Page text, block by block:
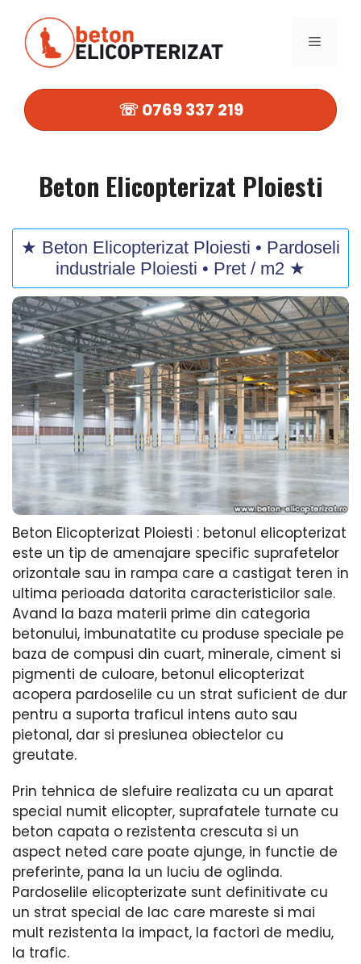
conținut
MENIU
☏ 0769 337 219
Beton Elicopterizat Ploiesti
★ Beton Elicopterizat Ploiesti • Pardoseli
industriale Ploiesti • Pret / m2 ★
Beton Elicopterizat Ploiesti : betonul elicopterizat
este un tip de amenajare specific suprafetelor
orizontale sau in rampa care a castigat teren in
ultima perioada datorita caracteristicilor sale.
Avand la baza materii prime din categoria
betonului, imbunatatite cu produse speciale pe
baza de compusi din cuart, minerale, ciment si
pigmenti de culoare, betonul elicopterizat
acopera pardoselile cu un strat suficient de dur
pentru a suporta traficul intens auto sau
pietonal, dar si presiunea obiectelor cu
greutate.
Prin tehnica de slefuire realizata cu un aparat
special numit elicopter, suprafatele turnate cu
beton capata o rezistenta crescuta si un
aspect neted care poate ajunge, in functie de
preferinte, pana la un luciu de oglinda.
Pardoselile elicopterizate sunt definitivate cu
un strat special de lac care mareste si mai
mult rezistenta la impact, la factori de mediu,
la trafic.